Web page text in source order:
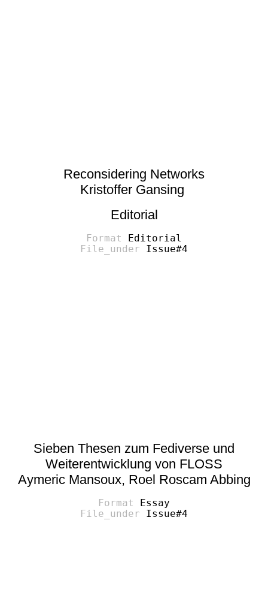
Reconsidering Networks
Kristoffer Gansing
Editorial
Editorial
Issue#4
Sieben Thesen zum Fediverse und
Weiterentwicklung von FLOSS
Aymeric Mansoux, Roel Roscam Abbing
Essay
Issue#4